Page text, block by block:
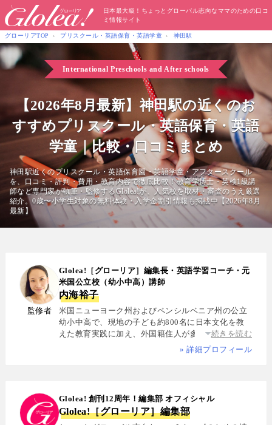
日本最大級！ちょっとグローバル志向なママのための口コ
ミ情報サイト
グローリアTOP プリスクール・英語保育・英語学童 神田駅
International Preschools and After schools
【2026年8月最新】神田駅の近くのお
すすめプリスクール・英語保育・英語
学童｜比較・口コミまとめ
神田駅近くのプリスクール・英語保育園・英語学童・アフタースクール
を、口コミ・評判・費用・教育内容で徹底比較！教育学博士・英検1級講
師など専門家が執筆・監修するGlolea!が、人気校を取材・審査のうえ厳選
紹介。0歳〜小学生対象の無料体験・入学金割引情報も掲載中【2026年8月
最新】
監修者
Glolea!［グローリア］編集長・英語学習コーチ・元
米国公立校（幼小中高）講師
内海裕子
米国ニューヨーク州およびペンシルベニア州の公立
幼小中高で、現地の子ども約800名に日本文化を教
えた教育実践に加え、外国籍住人が多数を占める多
国籍シェアハウスで約5年間生活し、リアルな多文化
スペイン語・中国語・日本語の4言語を駆使し、世界
中の女性や母親と対話・取材を継続. 親子留学、バイ
続きを読む
» 詳細プロフィール
Glolea! 創刊12周年！編集部 オフィシャル
Glolea!［グローリア］編集部